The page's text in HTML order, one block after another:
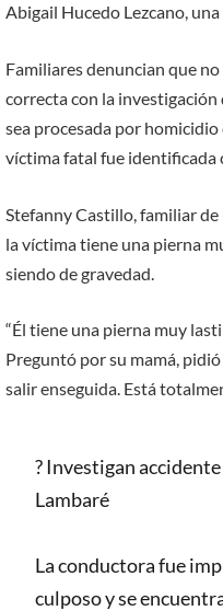
Abigail Hucedo Lezcano,
Familiares denuncian que
correcta con la
sea procesada por
víctima fatal fue identificada
Stefanny Castillo, familiar
la víctima tiene una pierna
siendo de gravedad.
“Él tiene una pierna muy
Preguntó por su mamá,
salir enseguida. Está
? Investigan
Lambaré
La conductora fue
culposo y se